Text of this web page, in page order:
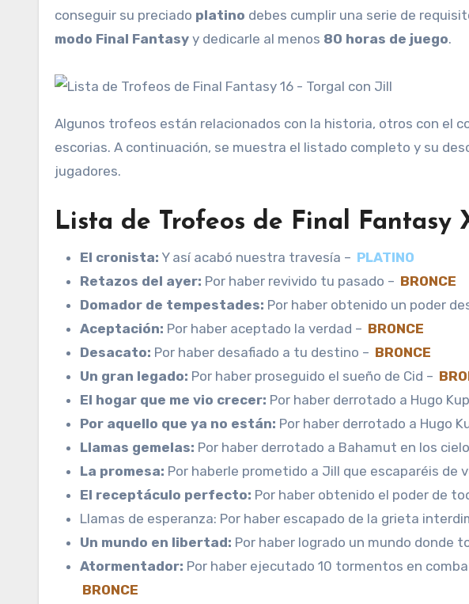
conseguir su preciado platino debes cumplir una serie de
modo Final Fantasy y dedicarle al menos 80 horas de juego.
Algunos trofeos están relacionados con la historia, otros con el
escorias. A continuación, se muestra el listado completo y su
jugadores.
Lista de Trofeos de Final Fantasy
El cronista: Y así acabó nuestra travesía – PLATINO
Retazos del ayer: Por haber revivido tu pasado – BRONCE
Domador de tempestades: Por haber obtenido un poder
Aceptación: Por haber aceptado la verdad – BRONCE
Desacato: Por haber desafiado a tu destino – BRONCE
Un gran legado: Por haber proseguido el sueño de Cid –
El hogar que me vio crecer: Por haber derrotado a Hugo
Por aquello que ya no están: Por haber derrotado a Hugo
Llamas gemelas: Por haber derrotado a Bahamut en los
La promesa: Por haberle prometido a Jill que escaparéis de
El receptáculo perfecto: Por haber obtenido el poder de
Llamas de esperanza: Por haber escapado de la grieta
Un mundo en libertad: Por haber logrado un mundo donde
Atormentador: Por haber ejecutado 10 tormentos en
BRONCE